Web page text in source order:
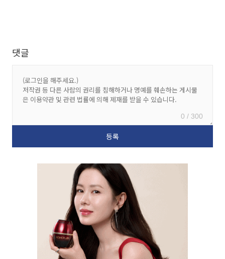
댓글
0 / 300